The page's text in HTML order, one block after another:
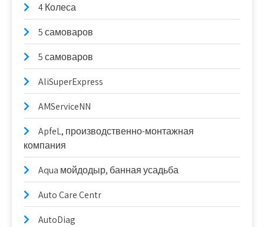
4 Колеса
5 самоваров
5 самоваров
AliSuperExpress
AMServiceNN
ApfeL, производственно-монтажная
компания
Aqua мойдодыр, банная усадьба
Auto Care Centr
AutoDiag